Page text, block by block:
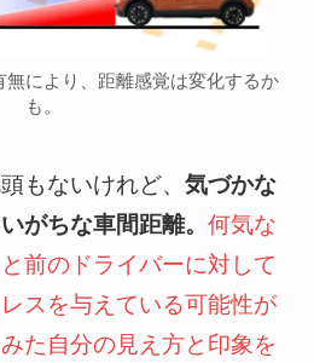
により、距離感覚は変化するか
も。
もないけれど、 気づかな
がちな車間距離。 何気な
前のドライバーに対して
スを与えている可能性が
た自分の見え方と印象を